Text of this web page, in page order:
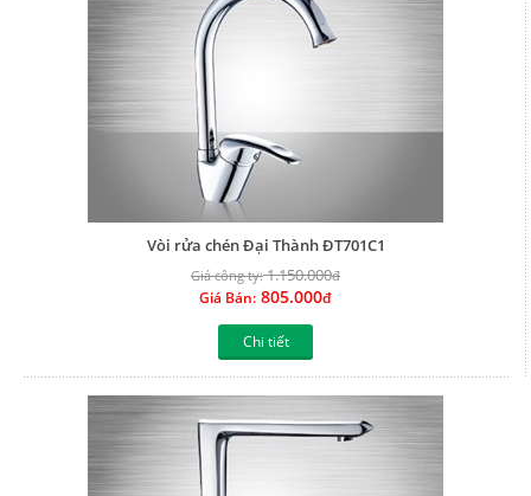
Vòi rửa chén Đại Thành ĐT701C1
Giá công ty:1.150.000đ
Giá Bán: 805.000đ
Chi tiết